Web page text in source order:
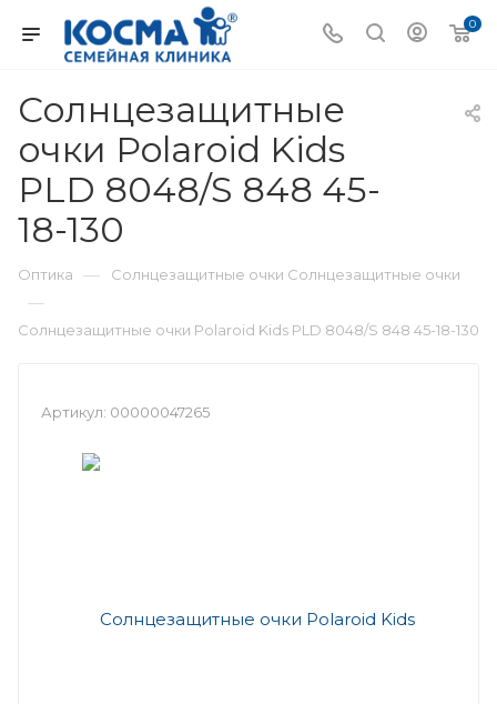
0
Солнцезащитные
очки Polaroid Kids
PLD 8048/S 848 45-
18-130
Оптика — Солнцезащитные очки Солнцезащитные очки
—
Солнцезащитные очки Polaroid Kids PLD 8048/S 848 45-18-130
Артикул: 00000047265